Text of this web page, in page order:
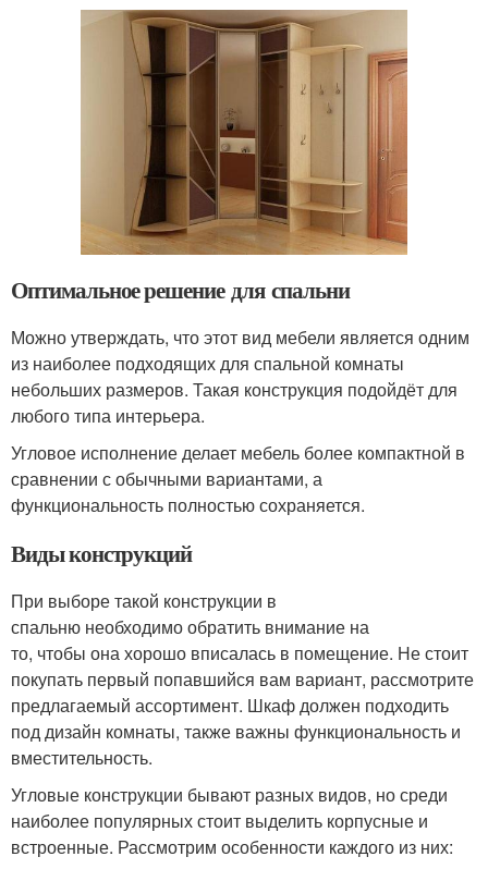
Оптимальное решение для спальни
Можно утверждать, что этот вид мебели является одним
из наиболее подходящих для спальной комнаты
небольших размеров. Такая конструкция подойдёт для
любого типа интерьера.
Угловое исполнение делает мебель более компактной в
сравнении с обычными вариантами, а
функциональность полностью сохраняется.
Виды конструкций
При выборе такой конструкции в
спальню необходимо обратить внимание на
то, чтобы она хорошо вписалась в помещение. Не стоит
покупать первый попавшийся вам вариант, рассмотрите
предлагаемый ассортимент. Шкаф должен подходить
под дизайн комнаты, также важны функциональность и
вместительность.
Угловые конструкции бывают разных видов, но среди
наиболее популярных стоит выделить корпусные и
встроенные. Рассмотрим особенности каждого из них: